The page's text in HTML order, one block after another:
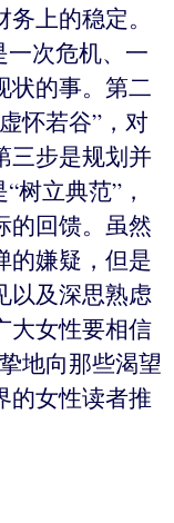
上的稳定。
一次危机、一
状的事。第二
怀若谷”，对
三步是规划并
树立典范”，
的回馈。虽然
的嫌疑，但是
以及深思熟虑
大女性要相信
地向那些渴望
的女性读者推